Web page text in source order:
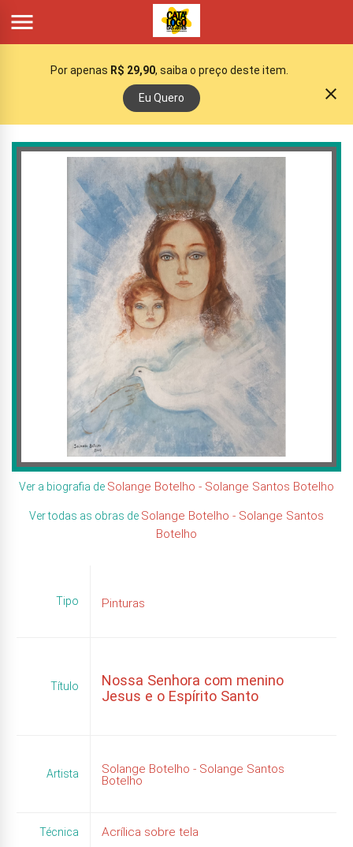

Por apenas R$ 29,90, saiba o preço deste item.
Eu Quero close
Ver a biografia de Solange Botelho - Solange Santos Botelho
Ver todas as obras de Solange Botelho - Solange Santos
Botelho
Tipo Pinturas
Título
Nossa Senhora com menino
Jesus e o Espírito Santo
Artista
Solange Botelho - Solange Santos
Botelho
Técnica Acrílica sobre tela